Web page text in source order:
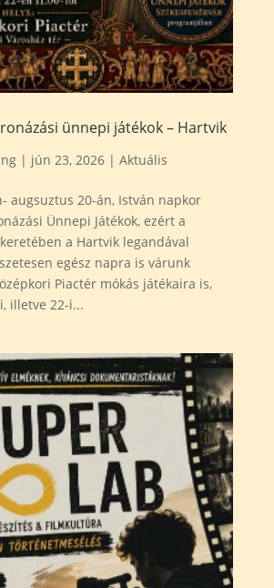
ünnepi játékok – Hartvik
| jún 23, 2026| Aktuális
augsuztus 20-án, István napkor
Ünnepi Játékok, ezért a
a Hartvik legandával
egész napra is várunk
Piactér mókás játékaira is,
illetve 22-i...